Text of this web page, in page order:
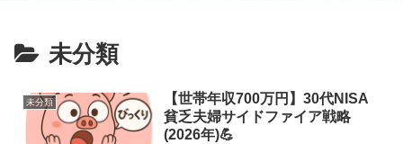
未分類
未分類
【世帯年収700万円】30代NISA
貧乏夫婦サイドファイア戦略
(2026年)💪